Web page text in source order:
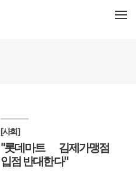
[사회]
"롯데마트 김제가맹점
입점 반대한다"